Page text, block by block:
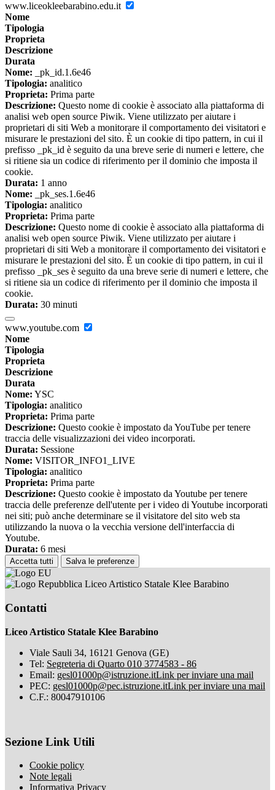
www.liceokleebarabino.edu.it
Nome
Tipologia
Proprieta
Descrizione
Durata
Nome: _pk_id.1.6e46
Tipologia: analitico
Proprieta: Prima parte
Descrizione: Questo nome di cookie è associato alla piattaforma di
analisi web open source Piwik. Viene utilizzato per aiutare i
proprietari di siti Web a monitorare il comportamento dei visitatori e
misurare le prestazioni del sito. È un cookie di tipo pattern, in cui il
prefisso _pk_id è seguito da una breve serie di numeri e lettere, che
si ritiene sia un codice di riferimento per il dominio che imposta il
cookie.
Durata: 1 anno
Nome: _pk_ses.1.6e46
Tipologia: analitico
Proprieta: Prima parte
Descrizione: Questo nome di cookie è associato alla piattaforma di
analisi web open source Piwik. Viene utilizzato per aiutare i
proprietari di siti Web a monitorare il comportamento dei visitatori e
misurare le prestazioni del sito. È un cookie di tipo pattern, in cui il
prefisso _pk_ses è seguito da una breve serie di numeri e lettere, che
si ritiene sia un codice di riferimento per il dominio che imposta il
cookie.
Durata: 30 minuti
www.youtube.com
Nome
Tipologia
Proprieta
Descrizione
Durata
Nome: YSC
Tipologia: analitico
Proprieta: Prima parte
Descrizione: Questo cookie è impostato da YouTube per tenere
traccia delle visualizzazioni dei video incorporati.
Durata: Sessione
Nome: VISITOR_INFO1_LIVE
Tipologia: analitico
Proprieta: Prima parte
Descrizione: Questo cookie è impostato da Youtube per tenere
traccia delle preferenze dell'utente per i video di Youtube incorporati
nei siti; può anche determinare se il visitatore del sito web sta
utilizzando la nuova o la vecchia versione dell'interfaccia di
Youtube.
Durata: 6 mesi
Accetta tutti Salva le preferenze
Liceo Artistico Statale Klee Barabino
Contatti
Liceo Artistico Statale Klee Barabino
Viale Sauli 34, 16121 Genova (GE)
Tel: Segreteria di Quarto 010 3774583 - 86
Email: gesl01000p@istruzione.itLink per inviare una mail
PEC: gesl01000p@pec.istruzione.itLink per inviare una mail
C.F.: 80047910106
Sezione Link Utili
Cookie policy
Note legali
Informativa Privacy